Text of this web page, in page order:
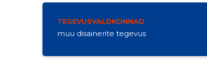
TEGEVUSVALDKONNAD
muu disainerite tegevus